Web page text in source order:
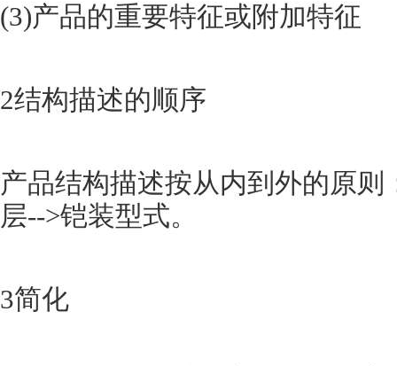
(3)产品的重要特征或附加特征
2结构描述的顺序
产品结构描述按从内到外的原
层-->铠装型式。
3简化